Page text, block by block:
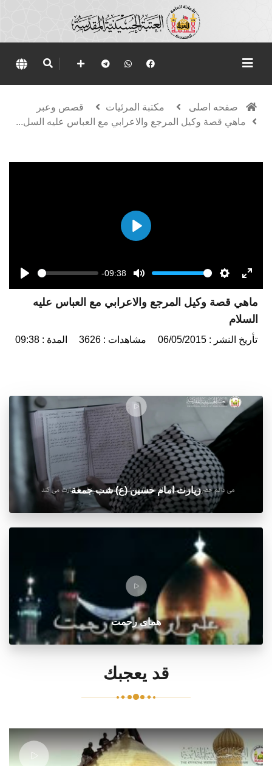
صفحه اصلی مكتبة المرئيات
قصص وعبر
ماهي قصة وكيل المرجع والاعرابي مع العباس عليه السل...
Play
Play
Seek -09:38
Mute
Volume
Settings
Enter
ماهي قصة وكيل المرجع والاعرابي مع العباس عليه
السلام
تأريخ النشر : 06/05/2015 مشاهدات : 3626 المدة : 09:38
زيارت امام حسين (ع) شب جمعة
هماى رحمت
قد يعجبك